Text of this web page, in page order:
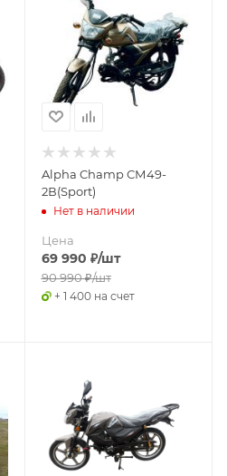
Alpha Champ СМ49-
2В(Sport)
Нет в наличии
Цена
69 990 ₽/шт
90 990₽/шт
+ 1 400 на счет